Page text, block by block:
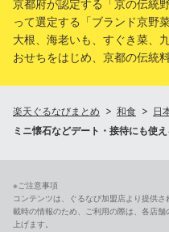
京都府が認定する「京の伝統
って選定する「ブランド京野
大根、海老いも、すぐき菜、
おせちをはじめ、京都の伝統
楽天ぐるなびまとめ 和食 日
ミニ懐石などデート・接待にも使
※ご注意事項
コンテンツは、ぐるなび加盟店より提供
載時の情報のため、ご利用の際は、各店舗
上げます。